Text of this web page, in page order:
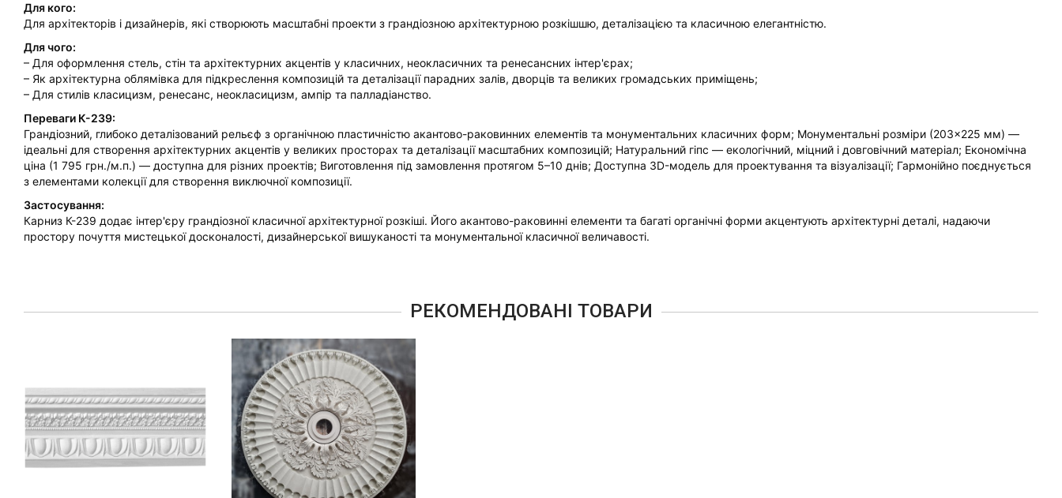
Для кого:
Для архітекторів і дизайнерів, які створюють масштабні проекти з грандіозною архітектурною розкішшю, деталізацією та класичною елегантністю.
Для чого:
– Для оформлення стель, стін та архітектурних акцентів у класичних, неокласичних та ренесансних інтер'єрах;
– Як архітектурна облямівка для підкреслення композицій та деталізації парадних залів, дворців та великих громадських приміщень;
– Для стилів класицизм, ренесанс, неокласицизм, ампір та палладіанство.
Переваги К-239:
Грандіозний, глибоко деталізований рельєф з органічною пластичністю акантово-раковинних елементів та монументальних класичних форм; Монументальні розміри (203×225 мм) —
ідеальні для створення архітектурних акцентів у великих просторах та деталізації масштабних композицій; Натуральний гіпс — екологічний, міцний і довговічний матеріал; Економічна
ціна (1 795 грн./м.п.) — доступна для різних проектів; Виготовлення під замовлення протягом 5–10 днів; Доступна 3D-модель для проектування та візуалізації; Гармонійно поєднується
з елементами колекції для створення виключної композиції.
Застосування:
Карниз К-239 додає інтер'єру грандіозної класичної архітектурної розкіші. Його акантово-раковинні елементи та багаті органічні форми акцентують архітектурні деталі, надаючи
простору почуття мистецької досконалості, дизайнерської вишуканості та монументальної класичної величавості.
РЕКОМЕНДОВАНІ ТОВАРИ